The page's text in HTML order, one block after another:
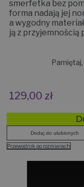
smerfetka bez
forma nadają jej
a wygodny
ją z przyjemnością
129,00 zł
Dodaj do ulubionych
Przewodnik po rozmiarach